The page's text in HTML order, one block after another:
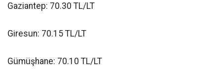
Gaziantep: 70.30 TL/LT
Giresun: 70.15 TL/LT
Gümüşhane: 70.10 TL/LT